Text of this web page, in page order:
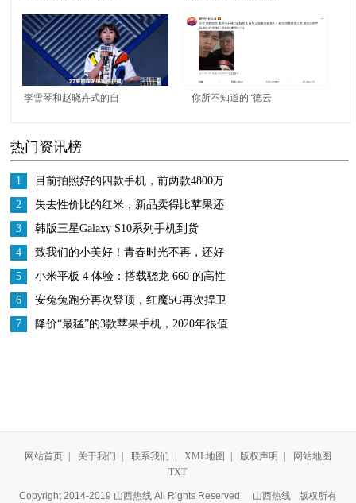
曾受网络暴力现华丽翻
身，感情之路扑朔迷离
艳、赵丽颖娇俏、毛晓
彤甜美，谁更胜一筹？
李雪琴和赵晓卉式的自
美，但我依然自信
你所不知道的“德云
热门资讯榜
1
目前拍照好的四款手机，前两款4800万
像素，最后一款能拍月亮
2
失去性价比的红米，新品卖得比苹果还
贵，宣传已被网友玩坏！
3
韩版三星Galaxy S10系列手机到货
4
致我们的小美好！青春时光不再，还好
有飞利浦X596手机停驻如今
5
小米平板 4 体验：搭载骁龙 660 的高性
价比千元小屏平板
6
安兔兔跑分再次登顶，红魔5G再次捍卫
游戏手机王者地位
7
降价“最猛”的3款苹果手机，2020年很值
网站首页 | 关于我们 | 联系我们 | XML地图 | 版权声明 |
网站地图
TXT
Copyright 2014-2019 山西热线 All Rights Reserved 山西热线 版权所有